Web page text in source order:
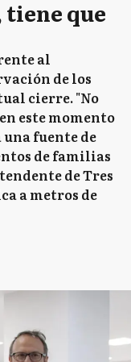
tiene que
al
de los
cierre. "No
este momento
fuente de
de familias
de Tres
a metros de